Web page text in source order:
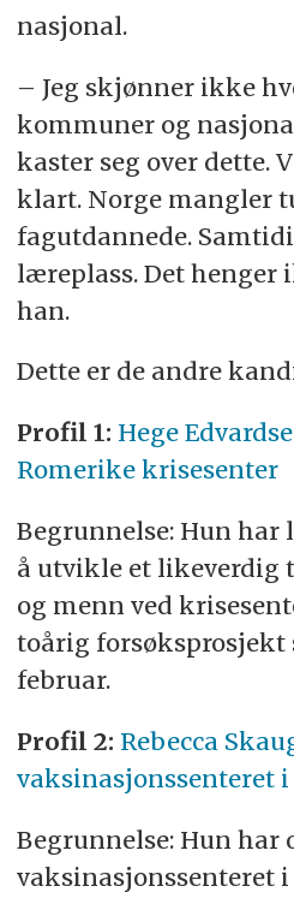
nasjonal.
– Jeg skjønner ikke
kommuner og
kaster seg over dette.
klart. Norge mangler
fagutdannede.
læreplass. Det henger
han.
Dette er de andre
Profil 1: Hege
Romerike krisesenter
Begrunnelse: Hun har
å utvikle et
og menn ved
toårig forsøksprosjekt
februar.
Profil 2: Rebecca
vaksinasjonssenteret i
Begrunnelse: Hun har
vaksinasjonssenteret i